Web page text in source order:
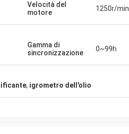
Velocità del
motore
1250r/min
Gamma di
sincronizzazione
0~99h
, igrometro dell'olio